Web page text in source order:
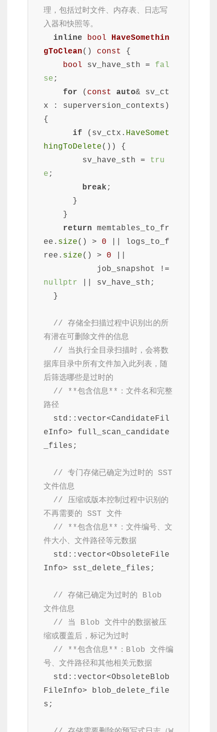
理，包括过时文件、内存表、日志写
入器和快照等。
inline
bool
HaveSomethin
gToClean() const
{
bool sv_have_sth = fal
se ;
for ( const auto& sv_ct
x : superversion_contexts)
{
if (sv_ctx. HaveSomet
hingToDelete()) {
        sv_have_sth =
tru
e ;
break ;
return memtables_to_fr
ee. size() > 0 || logs_to_f
ree. size() > 0
nullptr || sv_have_sth;
// 存储全扫描过程中识别出的所
有潜在可删除文件的信息
// 当执行全目录扫描时，会将数
据库目录中所有文件加入此列表，随
后筛选哪些是过时的
// **包含信息**：文件名和完整
路径
eInfo> full_scan_candidate
_files;
// 专门存储已确定为过时的 SST
文件信息
// 压缩或版本控制过程中识别的
不再需要的 SST 文件
// **包含信息**：文件编号、文
件大小、文件路径等元数据
Info> sst_delete_files;
// 存储已确定为过时的 Blob
文件信息
// 当 Blob 文件中的数据被压
缩或覆盖后，标记为过时
// **包含信息**：Blob 文件编
号、文件路径和其他相关元数据
FileInfo> blob_delete_file
s;